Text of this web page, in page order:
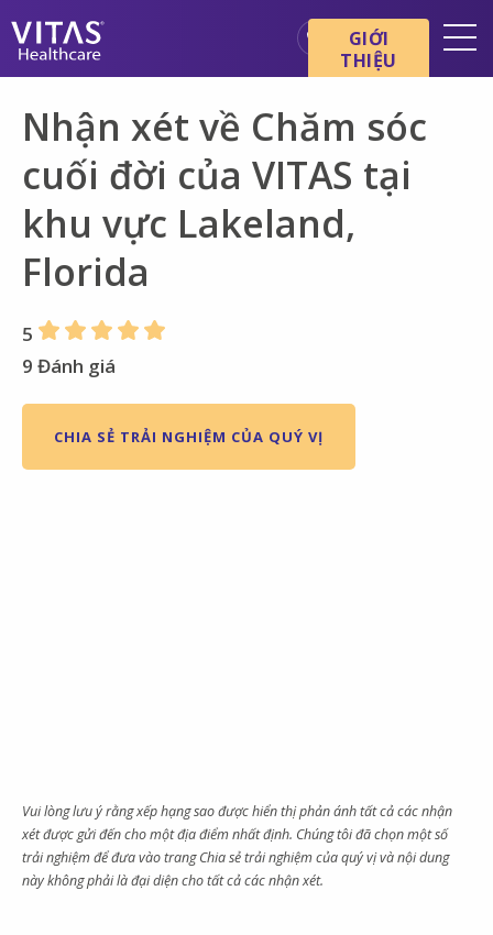
Cơ bản về chăm sóc cuối đời
Dịch vụ
Chuyên gia chăm sóc sức
khỏe
Gia đình và người chăm sóc
GIỚI
THIỆU
Nhận xét về Chăm sóc
cuối đời của VITAS tại
khu vực Lakeland,
Florida
5
9 Đánh giá
CHIA SẺ TRẢI NGHIỆM CỦA QUÝ VỊ
Vui lòng lưu ý rằng xếp hạng sao được hiển thị phản ánh tất cả các nhận
xét được gửi đến cho một địa điểm nhất định. Chúng tôi đã chọn một số
trải nghiệm để đưa vào trang Chia sẻ trải nghiệm của quý vị và nội dung
này không phải là đại diện cho tất cả các nhận xét.